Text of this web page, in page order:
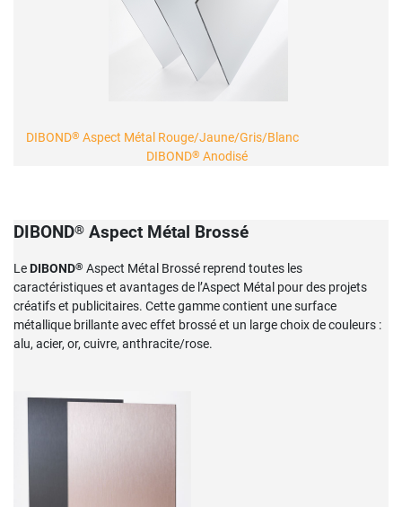
DIBOND® Aspect Métal Rouge/Jaune/Gris/Blanc
DIBOND® Anodisé
DIBOND® Aspect Métal Brossé
LeDIBOND® Aspect Métal Brossé reprend toutes les
caractéristiques et avantages de l’Aspect Métal pour des projets
créatifs et publicitaires. Cette gamme contient une surface
métallique brillante avec effet brossé et un large choix de couleurs :
alu, acier, or, cuivre, anthracite/rose.